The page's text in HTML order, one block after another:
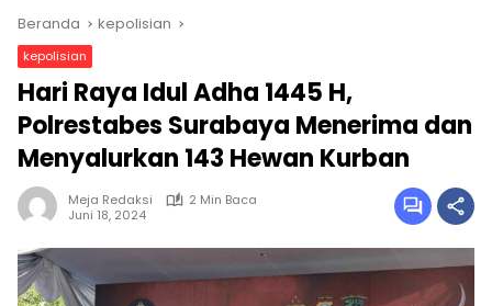
Beranda kepolisian
kepolisian
Hari Raya Idul Adha 1445 H,
Polrestabes Surabaya Menerima dan
Menyalurkan 143 Hewan Kurban
Meja Redaksi
2 Min Baca
Juni 18, 2024